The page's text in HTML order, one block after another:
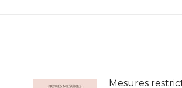
Mesures